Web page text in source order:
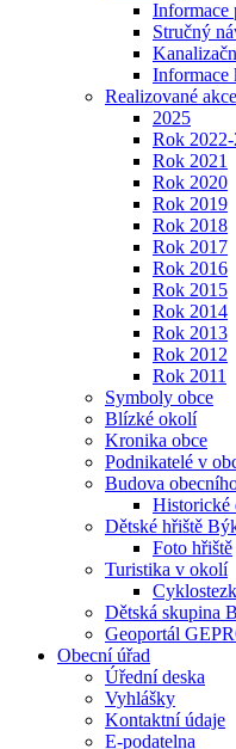
Informace
Stručný
Informace
Realizované akce
2025
Rok
Rok 2021
Rok 2020
Rok 2019
Rok 2018
Rok 2017
Rok 2016
Rok 2015
Rok 2014
Rok 2013
Rok 2012
Rok 2011
Symboly obce
Blízké okolí
Kronika obce
Podnikatelé v
Budova
Historické
Dětské hřiště
Foto hřiště
Turistika v okolí
Dětská skupina
Geoportál
Obecní úřad
Úřední deska
Vyhlášky
Kontaktní údaje
E-podatelna